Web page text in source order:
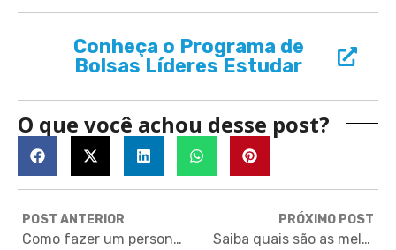
Conheça o Programa de
Bolsas Líderes Estudar
O que você achou desse post?
POST ANTERIOR
Como fazer um personal statement perfeito
PRÓXIMO POST
Saiba quais são as melhores universidades de Portugal